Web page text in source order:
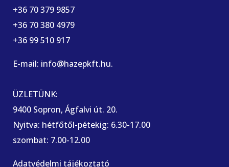
+36 70 379 9857
+36 70 380 4979
+36 99 510 917
E-mail: info@hazepkft.hu.
ÜZLETÜNK:
9400 Sopron, Ágfalvi út. 20.
Nyitva: hétfőtől-pétekig: 6.30-17.00
szombat: 7.00-12.00
Adatvédelmi tájékoztató